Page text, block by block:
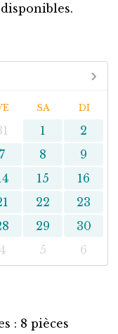
SA DI
1
2
7 8
9
15
16
22
23
29
30
4 5 6
8 pièces